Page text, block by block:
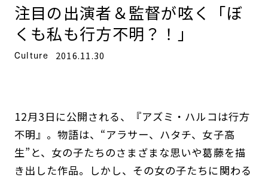
注目の出演者＆監督が呟く「ぼ
くも私も行方不明？！」
Culture 2016.11.30
12月3日に公開される、『アズミ・ハルコは行方
不明』。物語は、“アラサー、ハタチ、女子高
生”と、女の子たちのさまざまな思いや葛藤を描
き出した作品。しかし、その女の子たちに関わる